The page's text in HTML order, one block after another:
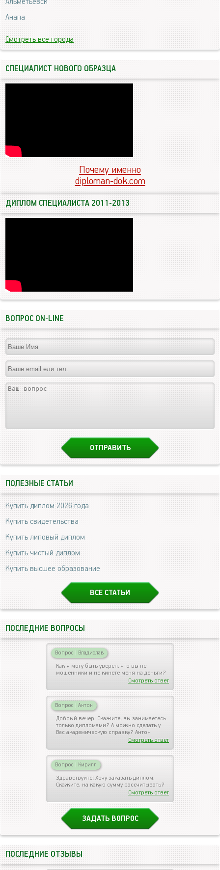
Анапа
Смотреть все города
СПЕЦИАЛИСТ НОВОГО ОБРАЗЦА
Почему именно
diploman-dok.com
ДИПЛОМ СПЕЦИАЛИСТА 2011-2013
ВОПРОС ON-LINE
ПОЛЕЗНЫЕ СТАТЬИ
Купить диплом 2026 года
Купить свидетельства
Купить липовый диплом
Купить чистый диплом
Купить высшее образование
ВСЕ СТАТЬИ
ПОСЛЕДНИЕ ВОПРОСЫ
Вопрос | Владислав
Как я могу быть уверен, что вы не
мошенники и не кинете меня на деньги?
Смотреть ответ
Вопрос | Антон
Добрый вечер! Скажите, вы занимаетесь
только дипломами? А можно сделать у
Вас академическую справку? Антон
Смотреть ответ
Вопрос | Кирилл
Здравствуйте! Хочу заказать диплом.
Скажите, на какую сумму рассчитывать?
Смотреть ответ
ЗАДАТЬ ВОПРОС
ПОСЛЕДНИЕ ОТЗЫВЫ